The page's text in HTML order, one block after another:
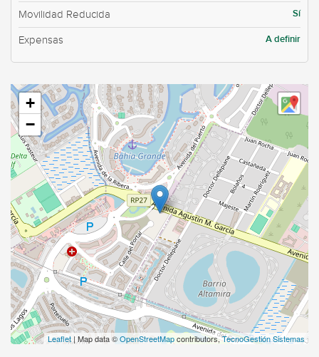
Movilidad Reducida Sí
Expensas A definir
+
−
Leaflet| Map data ©OpenStreetMapcontributors,TecnoGestión Sistemas